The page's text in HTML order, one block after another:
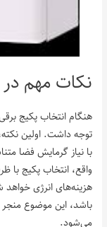
نکات مهم در
هنگام انتخاب پکیج
توجه داشت. اولین
با نیاز گرمایش فضا
واقع، انتخاب پکیج
هزینه‌های انرژی خواهد
باشد، این موضوع منجر
می‌شود.